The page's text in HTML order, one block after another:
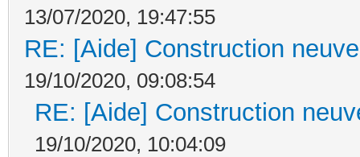
13/07/2020, 19:47:55
RE: [Aide] Construction
19/10/2020, 09:08:54
RE: [Aide] Construction
19/10/2020, 10:04:09